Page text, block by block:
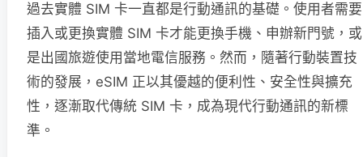
過去實體 SIM 卡一直都是行動通訊的基礎。使用者需要
插入或更換實體 SIM 卡才能更換手機、申辦新門號，或
是出國旅遊使用當地電信服務。然而，隨著行動裝置技
術的發展，eSIM 正以其優越的便利性、安全性與擴充
性，逐漸取代傳統 SIM 卡，成為現代行動通訊的新標
準。